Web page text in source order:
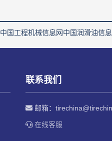
中国工程机械信息网中国润滑油信
联系我们
邮箱：
在线客服